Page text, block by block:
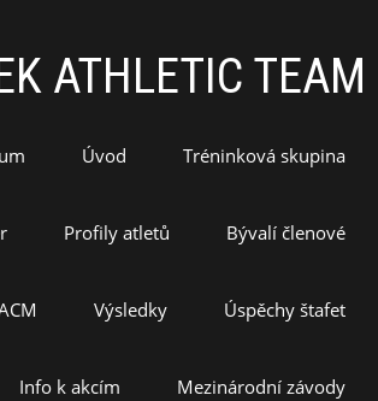
ATHLETIC TEAM
Úvod Tréninková skupina
Profily atletů Bývalí členové
Výsledky Úspěchy štafet
Info k akcím Mezinárodní závody